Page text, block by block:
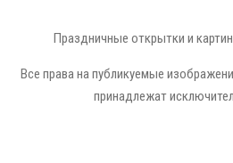
Праздничные открытки и
Все права на публикуемые
принадлежат